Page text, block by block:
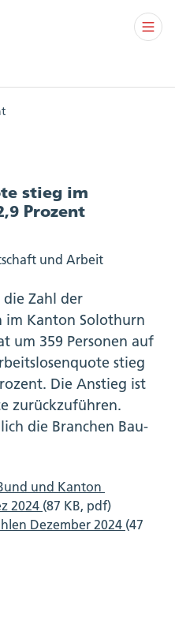
stieg im
Prozent
und Arbeit
die Zahl der
im Kanton Solothurn
um 359 Personen auf
stieg
Die Anstieg ist
zurückzuführen.
die Branchen Bau-
und Kanton
2024 (87 KB, pdf)
Dezember 2024 (47